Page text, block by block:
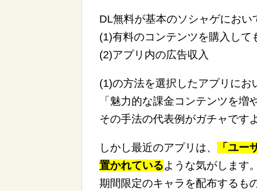
DL無料が基本のソシャゲにおい
(1)有料のコンテンツを購入して
(2)アプリ内の広告収入
(1)の方法を選択したアプリにお
「魅力的な課金コンテンツを増
その手法の代表例がガチャです
しかし最近のアプリは、
「ユ
置かれているような気がします。
期間限定のキャラを配布するも